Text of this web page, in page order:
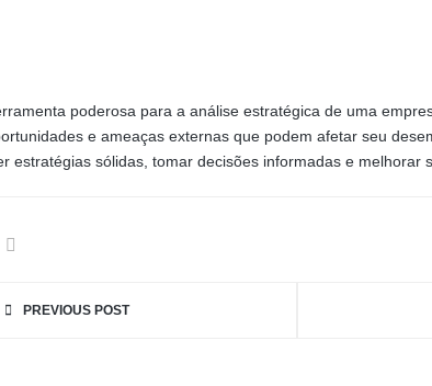
poderosa para a análise estratégica de uma
e ameaças externas que podem afetar seu
estratégias sólidas, tomar decisões informadas e melhorar
PREVIOUS POST